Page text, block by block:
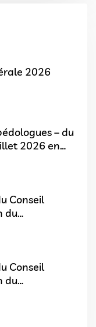
2026
– du
2026 en
Conseil
du
Conseil
du